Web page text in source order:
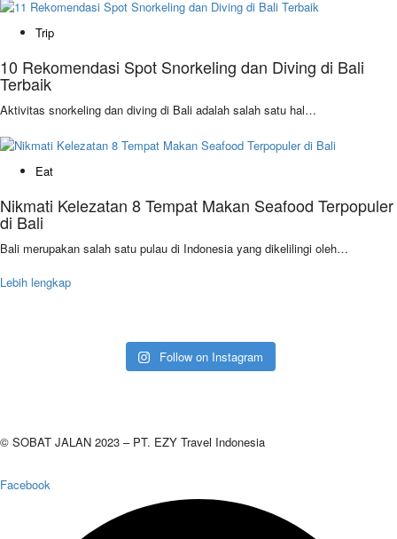
Trip
10 Rekomendasi Spot Snorkeling dan Diving di Bali
Terbaik
Aktivitas snorkeling dan diving di Bali adalah salah satu hal…
Eat
Nikmati Kelezatan 8 Tempat Makan Seafood Terpopuler
di Bali
Bali merupakan salah satu pulau di Indonesia yang dikelilingi oleh…
Lebih lengkap
Follow on Instagram
© SOBAT JALAN 2023 – PT. EZY Travel Indonesia
Facebook